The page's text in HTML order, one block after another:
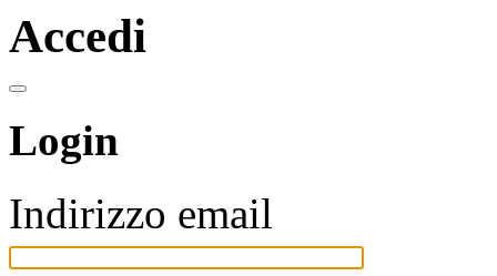
Accedi
Login
Indirizzo email